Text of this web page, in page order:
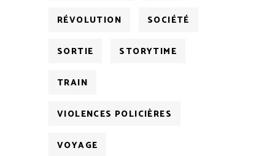
RÉVOLUTION SOCIÉTÉ
SORTIE STORYTIME
TRAIN
VIOLENCES POLICIÈRES
VOYAGE